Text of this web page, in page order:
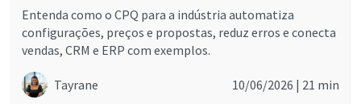
Entenda como o CPQ para a indústria automatiza
configurações, preços e propostas, reduz erros e conecta
vendas, CRM e ERP com exemplos.
Tayrane 10/06/2026 | 21 min